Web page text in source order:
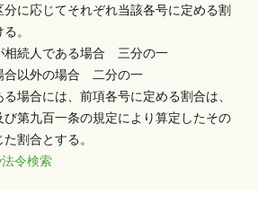
分に応じてそれぞれ当該各号に定める割
。
続人である場合 三分の一
以外の場合 二分の一
場合には、前項各号に定める割合は、
び第九百一条の規定により算定したその
割合とする。
令検索